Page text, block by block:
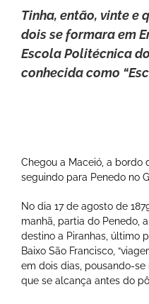
Tinha, então, vinte e
dois se formara em
Escola Politécnica
conhecida como
Chegou a Maceió, a bordo
seguindo para Penedo no
No dia 17 de agosto de
manhã, partia do Penedo,
destino a Piranhas, último
Baixo São Francisco,
em dois dias, pousando-
que se alcança antes do